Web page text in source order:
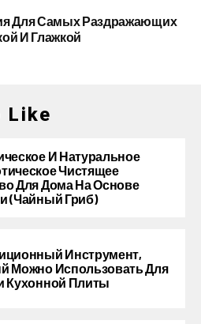
Для Самых Раздражающих
И Глажкой
Like
И Натуральное
Чистящее
Для Дома На Основе
(чайный Гриб)
Инструмент,
Можно Использовать Для
Кухонной Плиты